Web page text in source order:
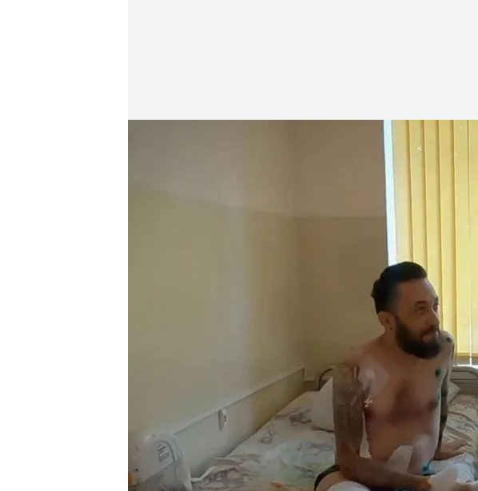
Zelenski visitó a Juan mientras estaba en
El exlegionario ha recibido multitud de
reconocimiento como héroe nacional
Ver todos los programas de 'Viajando
Compartir
Laguerra de Ucraniaha sido trasmitida